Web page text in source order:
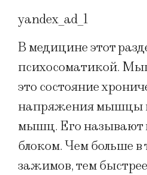
yandex_ad_1
В медицине этот
психосоматикой.
это состояние
напряжения мышцы
мышц. Его называют
блоком. Чем больше в
зажимов, тем быстрее